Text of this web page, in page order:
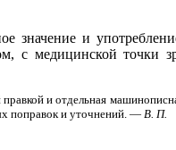
значение и
с медицинской точки
и отдельная
поправок и уточнений. — В. П.